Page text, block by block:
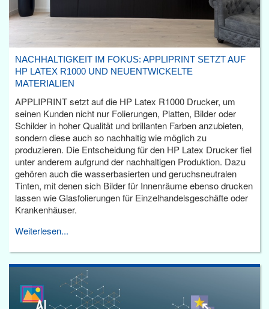
NACHHALTIGKEIT IM FOKUS: APPLIPRINT SETZT AUF
HP LATEX R1000 UND NEUENTWICKELTE
MATERIALIEN
APPLIPRINT setzt auf die HP Latex R1000 Drucker, um
seinen Kunden nicht nur Folierungen, Platten, Bilder oder
Schilder in hoher Qualität und brillanten Farben anzubieten,
sondern diese auch so nachhaltig wie möglich zu
produzieren. Die Entscheidung für den HP Latex Drucker fiel
unter anderem aufgrund der nachhaltigen Produktion. Dazu
gehören auch die wasserbasierten und geruchsneutralen
Tinten, mit denen sich Bilder für Innenräume ebenso drucken
lassen wie Glasfolierungen für Einzelhandelsgeschäfte oder
Krankenhäuser.
Weiterlesen...